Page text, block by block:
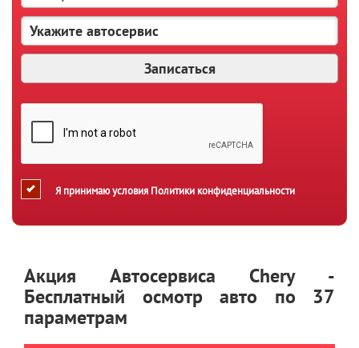
Я принимаю условия Политики конфиденциальности
Акция Автосервиса Chery -
Бесплатный осмотр авто по 37
параметрам